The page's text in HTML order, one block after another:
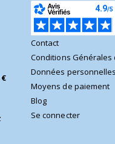
Contact
Conditions Générales
Données personnelles
Moyens de paiement
Blog
Se connecter